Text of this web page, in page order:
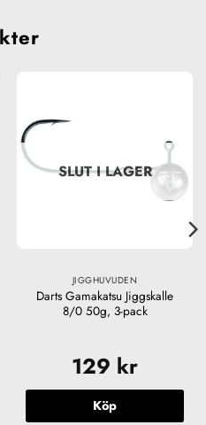
SLUT I LAGER
JIGGHUVUDEN
Darts Gamakatsu Jiggskalle
8/0 50g, 3-pack
129 kr
Köp